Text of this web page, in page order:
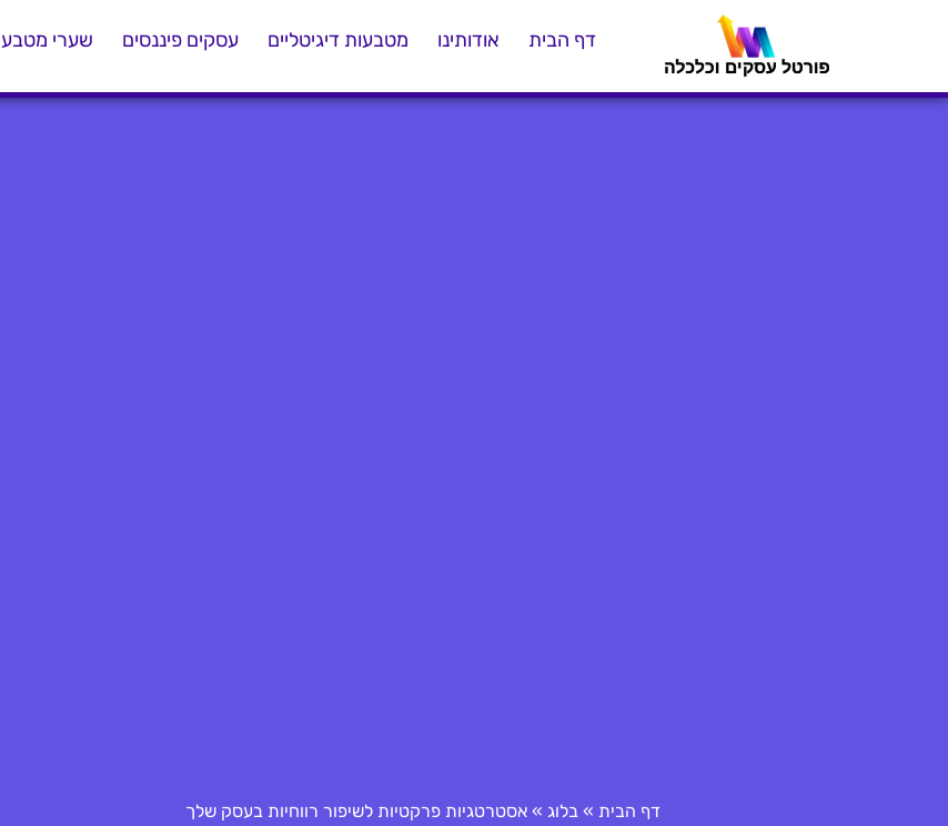
דף הבית אודותינו מטבעות דיגיטליים עסקים פיננסים שערי מטבע
דף הבית » בלוג » אסטרטגיות פרקטיות לשיפור רווחיות בעסק שלך